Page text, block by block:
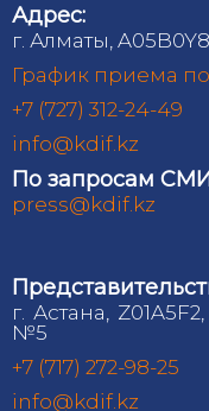
Адрес:
г. Алматы,
График приема
+7 (727) 312-24-49
info@kdif.kz
По запросам
press@kdif.kz
г. Астана,
№5
+7 (717) 272-98-25
info@kdif.kz